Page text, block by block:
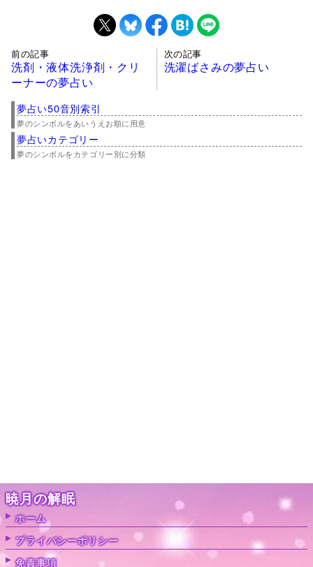
前の記事
洗剤・液体洗浄剤・クリ
ーナーの夢占い
次の記事
洗濯ばさみの夢占い
夢占い50音別索引
夢のシンボルをあいうえお順に用意
夢占いカテゴリー
夢のシンボルをカテゴリー別に分類
暁月の解眠
ホーム
プライバシーポリシー
免責事項